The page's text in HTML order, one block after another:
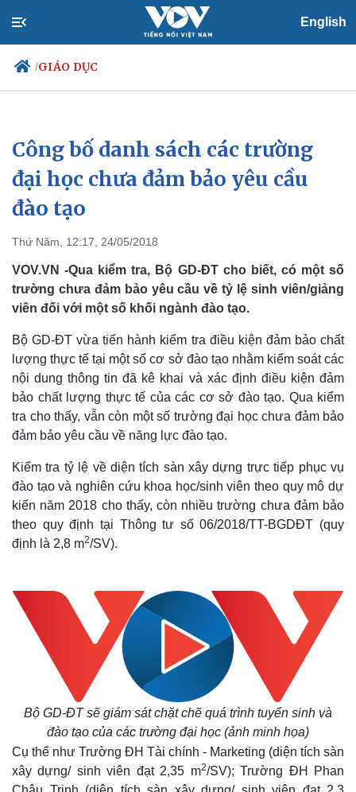
English
/GIÁO DỤC
Chính trị
Đảng
Tổ chức nhân sự
Quốc hội
Nhận diện sự thật
Xã hội
Tin 24h
Dự báo thời tiết
Công bố danh sách các trường
đại học chưa đảm bảo yêu cầu
đào tạo
Thứ Năm, 12:17, 24/05/2018
VOV.VN -Qua kiểm tra, Bộ GD-ĐT cho biết, có một số
trường chưa đảm bảo yêu cầu về tỷ lệ sinh viên/giảng
viên đối với một số khối ngành đào tạo.
Bộ GD-ĐT vừa tiến hành kiểm tra điều kiện đảm bảo chất
lượng thực tế tại một số cơ sở đào tạo nhằm kiểm soát các
nội dung thông tin đã kê khai và xác định điều kiện đảm
bảo chất lượng thực tế của các cơ sở đào tạo. Qua kiểm
tra cho thấy, vẫn còn một số trường đại học chưa đảm bảo
đảm bảo yêu cầu về năng lực đào tạo.
Kiểm tra tỷ lệ về diện tích sàn xây dựng trực tiếp phục vụ
đào tạo và nghiên cứu khoa học/sinh viên theo quy mô dự
kiến năm 2018 cho thấy, còn nhiều trường chưa đảm bảo
theo quy định tại Thông tư số 06/2018/TT-BGDĐT (quy
định là 2,8 m2/SV).
Bộ GD-ĐT sẽ giám sát chặt chẽ quá trình tuyển sinh và
đào tạo của các trường đại học (ảnh minh họa)
Cụ thể như Trường ĐH Tài chính - Marketing (diện tích sàn
xây dựng/ sinh viên đạt 2,35 m2/SV); Trường ĐH Phan